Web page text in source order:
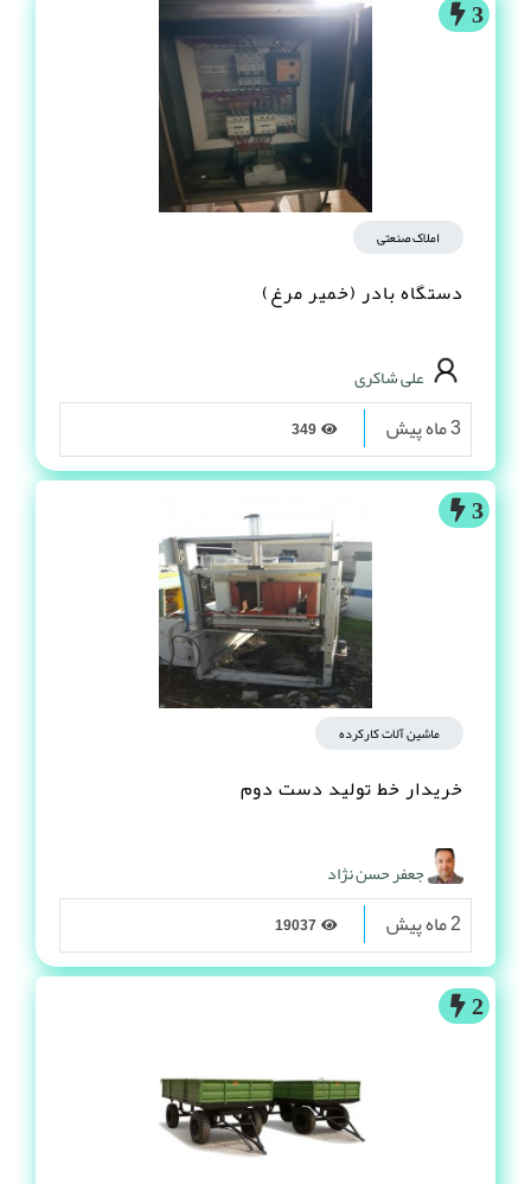
3
املاک صنعتی
دستگاه بادر (خمیر مرغ)
علی شاکری
3 ماه پیش
3
ماشین آلات کارکرده
خریدار خط تولید دست دوم
جعفر حسن نژاد
2 ماه پیش
2